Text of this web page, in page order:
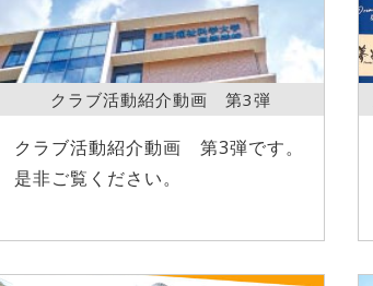
クラブ活動紹介動画 第3弾
クラブ活動紹介動画 第3弾です。
是非ご覧ください。